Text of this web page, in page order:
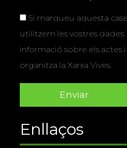
Si marqueu aquesta
utilitzem les vostres dades
informació sobre els actes
organitza la Xarxa Vives.
Enllaços